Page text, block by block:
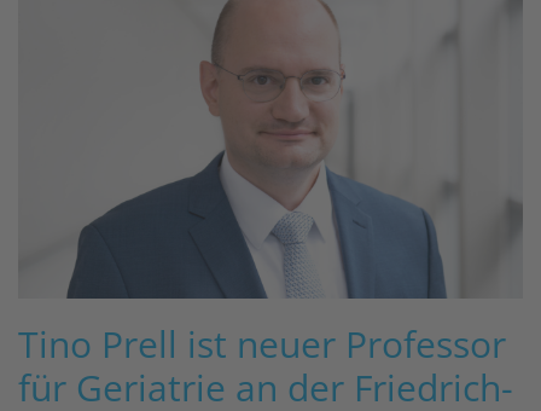
Tino Prell ist neuer Professor
für Geriatrie an der Friedrich-